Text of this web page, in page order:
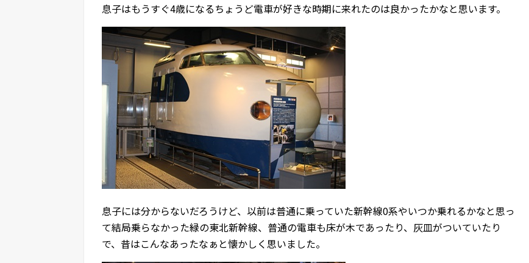
息子はもうすぐ4歳になるちょうど電車が好きな時期に来れたのは良かったかなと思います。
息子には分からないだろうけど、以前は普通に乗っていた新幹線0系やいつか乗れるかなと思っ
て結局乗らなかった緑の東北新幹線、普通の電車も床が木であったり、灰皿がついていたり
で、昔はこんなあったなぁと懐かしく思いました。